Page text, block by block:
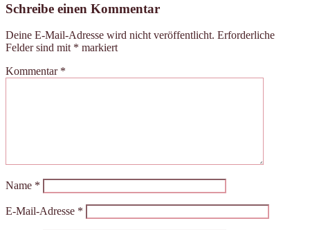
Schreibe einen Kommentar
Deine E-Mail-Adresse wird nicht veröffentlicht. Erforderliche
Felder sind mit * markiert
Kommentar *
Name *
E-Mail-Adresse *